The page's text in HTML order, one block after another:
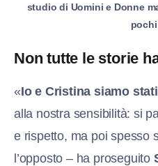
studio di Uomini e Donne
Non tutte le storie
«Io e Cristina siamo
alla nostra sensibilità: si
e rispetto, ma poi spesso
l’opposto – ha proseguito